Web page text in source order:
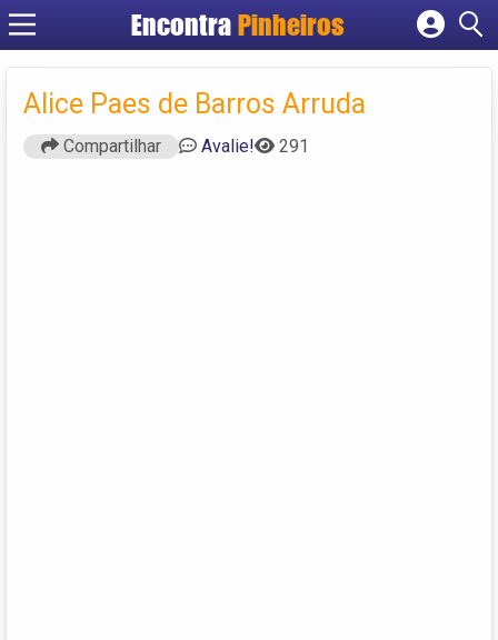
EncontraPinheiros
Cadastrar empresa
Criar conta
Alice Paes de Barros Arruda
Compartilhar Avalie! 291